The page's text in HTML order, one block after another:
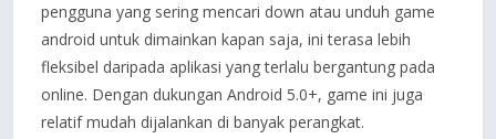
pengguna yang sering mencari down atau unduh game
android untuk dimainkan kapan saja, ini terasa lebih
fleksibel daripada aplikasi yang terlalu bergantung pada
online. Dengan dukungan Android 5.0+, game ini juga
relatif mudah dijalankan di banyak perangkat.